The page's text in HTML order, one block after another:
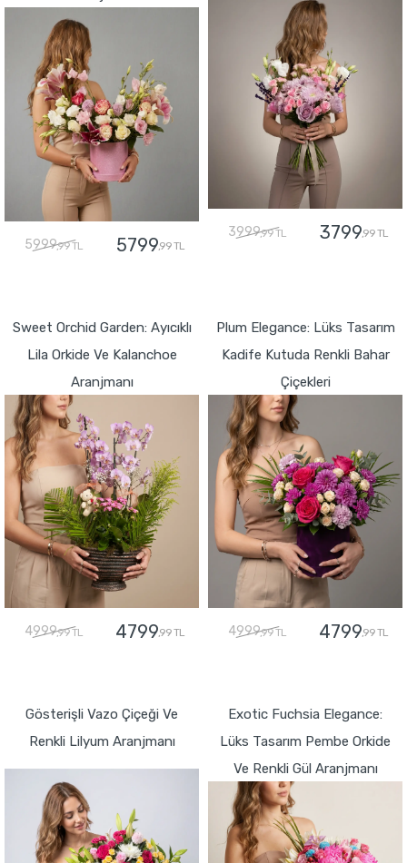
5999,99 TL 5799,99 TL
3999,99 TL 3799,99 TL
Sweet Orchid Garden: Ayıcıklı
Lila Orkide Ve Kalanchoe
Aranjmanı
4999,99 TL 4799,99 TL
Plum Elegance: Lüks Tasarım
Kadife Kutuda Renkli Bahar
Çiçekleri
4999,99 TL 4799,99 TL
Gösterişli Vazo Çiçeği Ve
Renkli Lilyum Aranjmanı
Exotic Fuchsia Elegance:
Lüks Tasarım Pembe Orkide
Ve Renkli Gül Aranjmanı